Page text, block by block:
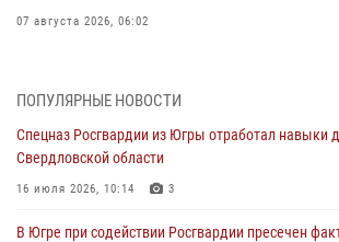
07 августа 2026, 06:02
Военнослужащие Росгвардии сбили дрон-
направлении
ПОПУЛЯРНЫЕ НОВОСТИ
Спецназ Росгвардии из Югры отработал навыки
Свердловской области
16 июля 2026, 10:14 3
В Югре при содействии Росгвардии пресечен